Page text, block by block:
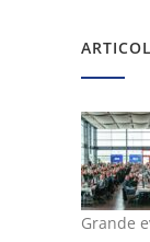
Grande